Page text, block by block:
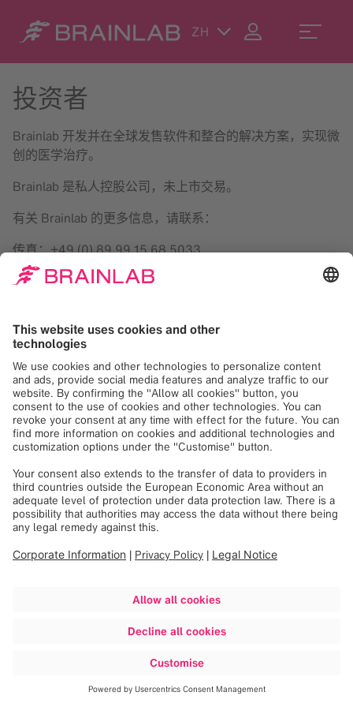
ZH
投资者
Brainlab 开发并在全球发售软件和整合的解决方案，实现微
创的医学治疗。
Brainlab 是私人控股公司，未上市交易。
有关 Brainlab 的更多信息，请联系：
传真：+49 (0) 89 99 15 68 5033
传真：+49 (0) 89 99 15 68 5033
电子邮件地址： investor.relations@brainlab.com